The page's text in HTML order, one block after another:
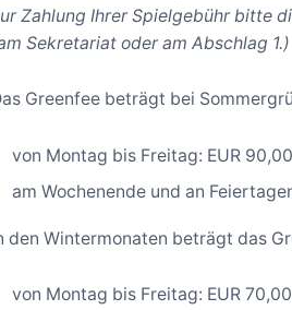
Zahlung Ihrer Spielgebühr bitte
Sekretariat oder am Abschlag 1.)
Greenfee beträgt bei
von Montag bis Freitag: EUR 90,00
am Wochenende und an
den Wintermonaten beträgt das
von Montag bis Freitag: EUR 70,00